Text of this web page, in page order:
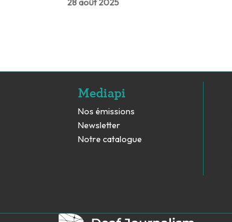
Mediapi
Nos émissions
Newsletter
Notre catalogue